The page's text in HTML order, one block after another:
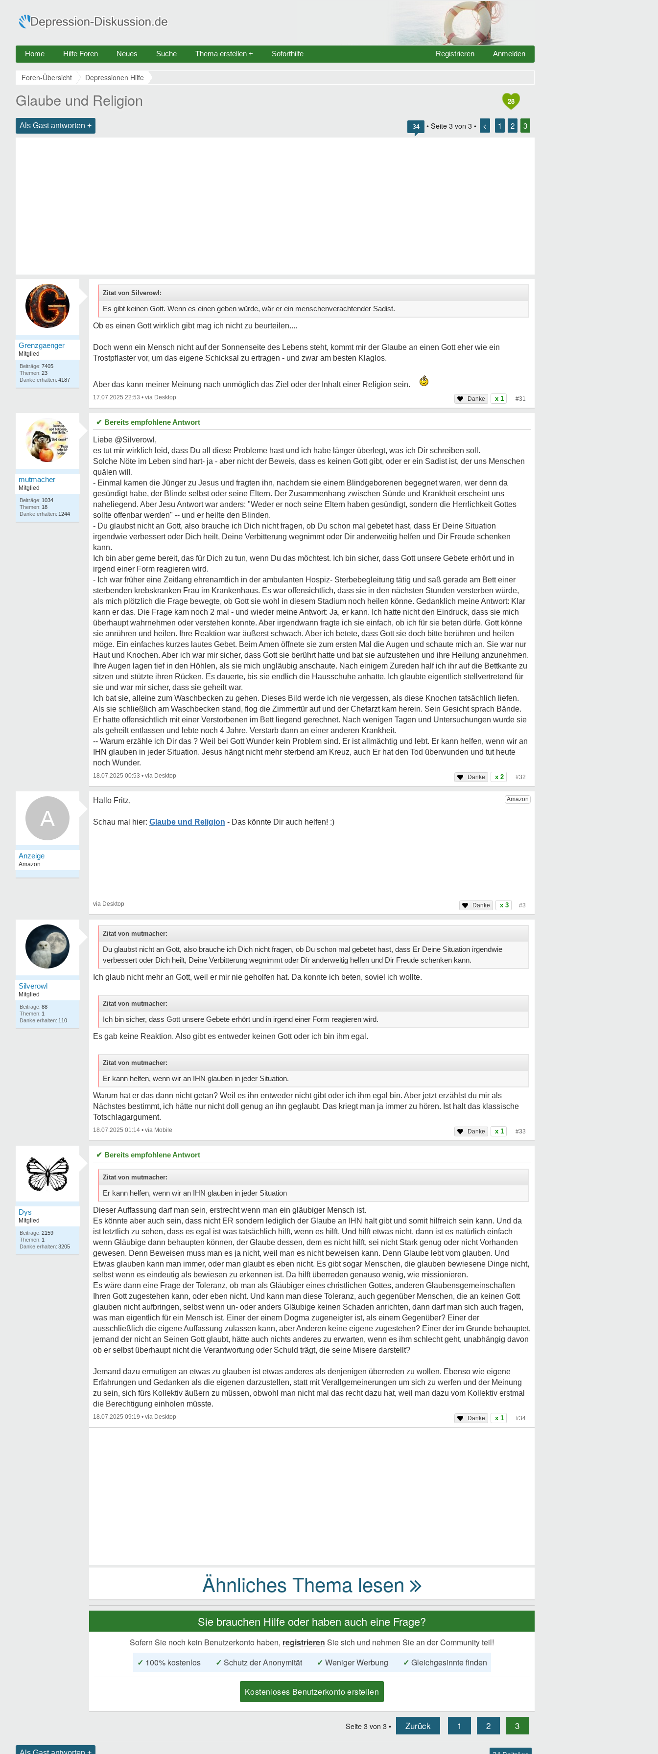
Home Hilfe Foren Neues Suche Thema erstellen + Soforthilfe Anmelden
Registrieren
Foren-Übersicht Depressionen Hilfe
28
Glaube und Religion
Als Gast antworten + 34 • Seite 3 von 3 • < 1 2 3
Grenzgaenger
Mitglied
7405
23
4187
Zitat von Silverowl:
Es gibt keinen Gott. Wenn es einen geben würde, wär er ein menschenverachtender Sadist.
Ob es einen Gott wirklich gibt mag ich nicht zu beurteilen....
Doch wenn ein Mensch nicht auf der Sonnenseite des Lebens steht, kommt mir der Glaube an einen Gott eher wie ein
Trostpflaster vor, um das eigene Schicksal zu ertragen - und zwar am besten Klaglos.
Aber das kann meiner Meinung nach unmöglich das Ziel oder der Inhalt einer Religion sein.
17.07.2025 22:53 • x 1 #31
mutmacher
Mitglied
1034
18
1244
✔ Bereits empfohlene Antwort
Liebe @Silverowl,
es tut mir wirklich leid, dass Du all diese Probleme hast und ich habe länger überlegt, was ich Dir schreiben soll.
Solche Nöte im Leben sind hart- ja - aber nicht der Beweis, dass es keinen Gott gibt, oder er ein Sadist ist, der uns Menschen
quälen will.
- Einmal kamen die Jünger zu Jesus und fragten ihn, nachdem sie einem Blindgeborenen begegnet waren, wer denn da
gesündigt habe, der Blinde selbst oder seine Eltern. Der Zusammenhang zwischen Sünde und Krankheit erscheint uns
naheliegend. Aber Jesu Antwort war anders: "Weder er noch seine Eltern haben gesündigt, sondern die Herrlichkeit Gottes
sollte offenbar werden" -- und er heilte den Blinden.
- Du glaubst nicht an Gott, also brauche ich Dich nicht fragen, ob Du schon mal gebetet hast, dass Er Deine Situation
irgendwie verbessert oder Dich heilt, Deine Verbitterung wegnimmt oder Dir anderweitig helfen und Dir Freude schenken
kann.
Ich bin aber gerne bereit, das für Dich zu tun, wenn Du das möchtest. Ich bin sicher, dass Gott unsere Gebete erhört und in
irgend einer Form reagieren wird.
- Ich war früher eine Zeitlang ehrenamtlich in der ambulanten Hospiz- Sterbebegleitung tätig und saß gerade am Bett einer
sterbenden krebskranken Frau im Krankenhaus. Es war offensichtlich, dass sie in den nächsten Stunden versterben würde,
als mich plötzlich die Frage bewegte, ob Gott sie wohl in diesem Stadium noch heilen könne. Gedanklich meine Antwort: Klar
kann er das. Die Frage kam noch 2 mal - und wieder meine Antwort: Ja, er kann. Ich hatte nicht den Eindruck, dass sie mich
überhaupt wahrnehmen oder verstehen konnte. Aber irgendwann fragte ich sie einfach, ob ich für sie beten dürfe. Gott könne
sie anrühren und heilen. Ihre Reaktion war äußerst schwach. Aber ich betete, dass Gott sie doch bitte berühren und heilen
möge. Ein einfaches kurzes lautes Gebet. Beim Amen öffnete sie zum ersten Mal die Augen und schaute mich an. Sie war nur
Haut und Knochen. Aber ich war mir sicher, dass Gott sie berührt hatte und bat sie aufzustehen und ihre Heilung anzunehmen.
Ihre Augen lagen tief in den Höhlen, als sie mich ungläubig anschaute. Nach einigem Zureden half ich ihr auf die Bettkante zu
sitzen und stützte ihren Rücken. Es dauerte, bis sie endlich die Hausschuhe anhatte. Ich glaubte eigentlich stellvertretend für
sie und war mir sicher, dass sie geheilt war.
Ich bat sie, alleine zum Waschbecken zu gehen. Dieses Bild werde ich nie vergessen, als diese Knochen tatsächlich liefen.
Als sie schließlich am Waschbecken stand, flog die Zimmertür auf und der Chefarzt kam herein. Sein Gesicht sprach Bände.
Er hatte offensichtlich mit einer Verstorbenen im Bett liegend gerechnet. Nach wenigen Tagen und Untersuchungen wurde sie
als geheilt entlassen und lebte noch 4 Jahre. Verstarb dann an einer anderen Krankheit.
-- Warum erzähle ich Dir das ? Weil bei Gott Wunder kein Problem sind. Er ist allmächtig und lebt. Er kann helfen, wenn wir an
IHN glauben in jeder Situation. Jesus hängt nicht mehr sterbend am Kreuz, auch Er hat den Tod überwunden und tut heute
noch Wunder.
18.07.2025 00:53 • x 2 #32
A
Hallo Fritz,
Glaube und Religion
x 3 #3
Silverowl
Mitglied
88
1
110
Zitat von mutmacher:
Du glaubst nicht an Gott, also brauche ich Dich nicht fragen, ob Du schon mal gebetet hast, dass Er Deine Situation irgendwie
verbessert oder Dich heilt, Deine Verbitterung wegnimmt oder Dir anderweitig helfen und Dir Freude schenken kann.
Ich glaub nicht mehr an Gott, weil er mir nie geholfen hat. Da konnte ich beten, soviel ich wollte.
Zitat von mutmacher:
Ich bin sicher, dass Gott unsere Gebete erhört und in irgend einer Form reagieren wird.
Es gab keine Reaktion. Also gibt es entweder keinen Gott oder ich bin ihm egal.
Zitat von mutmacher:
Er kann helfen, wenn wir an IHN glauben in jeder Situation.
Warum hat er das dann nicht getan? Weil es ihn entweder nicht gibt oder ich ihm egal bin. Aber jetzt erzählst du mir als
Nächstes bestimmt, ich hätte nur nicht doll genug an ihn geglaubt. Das kriegt man ja immer zu hören. Ist halt das klassische
Totschlagargument.
18.07.2025 01:14 • x 1 #33
Dys
Mitglied
2159
1
3205
✔ Bereits empfohlene Antwort
Zitat von mutmacher:
Er kann helfen, wenn wir an IHN glauben in jeder Situation
Dieser Auffassung darf man sein, erstrecht wenn man ein gläubiger Mensch ist.
Es könnte aber auch sein, dass nicht ER sondern lediglich der Glaube an IHN halt gibt und somit hilfreich sein kann. Und da
ist letztlich zu sehen, dass es egal ist was tatsächlich hilft, wenn es hilft. Und hilft etwas nicht, dann ist es natürlich einfach
wenn Gläubige dann behaupten können, der Glaube dessen, dem es nicht hilft, sei nicht Stark genug oder nicht Vorhanden
gewesen. Denn Beweisen muss man es ja nicht, weil man es nicht beweisen kann. Denn Glaube lebt vom glauben. Und
Etwas glauben kann man immer, oder man glaubt es eben nicht. Es gibt sogar Menschen, die glauben bewiesene Dinge nicht,
selbst wenn es eindeutig als bewiesen zu erkennen ist. Da hilft überreden genauso wenig, wie missionieren.
Es wäre dann eine Frage der Toleranz, ob man als Gläubiger eines christlichen Gottes, anderen Glaubensgemeinschaften
Ihren Gott zugestehen kann, oder eben nicht. Und kann man diese Toleranz, auch gegenüber Menschen, die an keinen Gott
glauben nicht aufbringen, selbst wenn un- oder anders Gläubige keinen Schaden anrichten, dann darf man sich auch fragen,
was man eigentlich für ein Mensch ist. Einer der einem Dogma zugeneigter ist, als einem Gegenüber? Einer der
ausschließlich die eigene Auffassung zulassen kann, aber Anderen keine eigene zugestehen? Einer der im Grunde behauptet,
jemand der nicht an Seinen Gott glaubt, hätte auch nichts anderes zu erwarten, wenn es ihm schlecht geht, unabhängig davon
ob er selbst überhaupt nicht die Verantwortung oder Schuld trägt, die seine Misere darstellt?
Jemand dazu ermutigen an etwas zu glauben ist etwas anderes als denjenigen überreden zu wollen. Ebenso wie eigene
Erfahrungen und Gedanken als die eigenen darzustellen, statt mit Verallgemeinerungen um sich zu werfen und der Meinung
zu sein, sich fürs Kollektiv äußern zu müssen, obwohl man nicht mal das recht dazu hat, weil man dazu vom Kollektiv erstmal
die Berechtigung einholen müsste.
18.07.2025 09:19 • x 1 #34
Sie brauchen Hilfe oder haben auch eine Frage?
Sofern Sie noch kein Benutzerkonto haben, registrieren Sie sich und nehmen Sie an der Community teil!
✓ 100% kostenlos ✓ Schutz der Anonymität ✓ Weniger Werbung ✓ Gleichgesinnte finden
Kostenloses Benutzerkonto erstellen
Seite 3 von 3 • Zurück 1 2 3